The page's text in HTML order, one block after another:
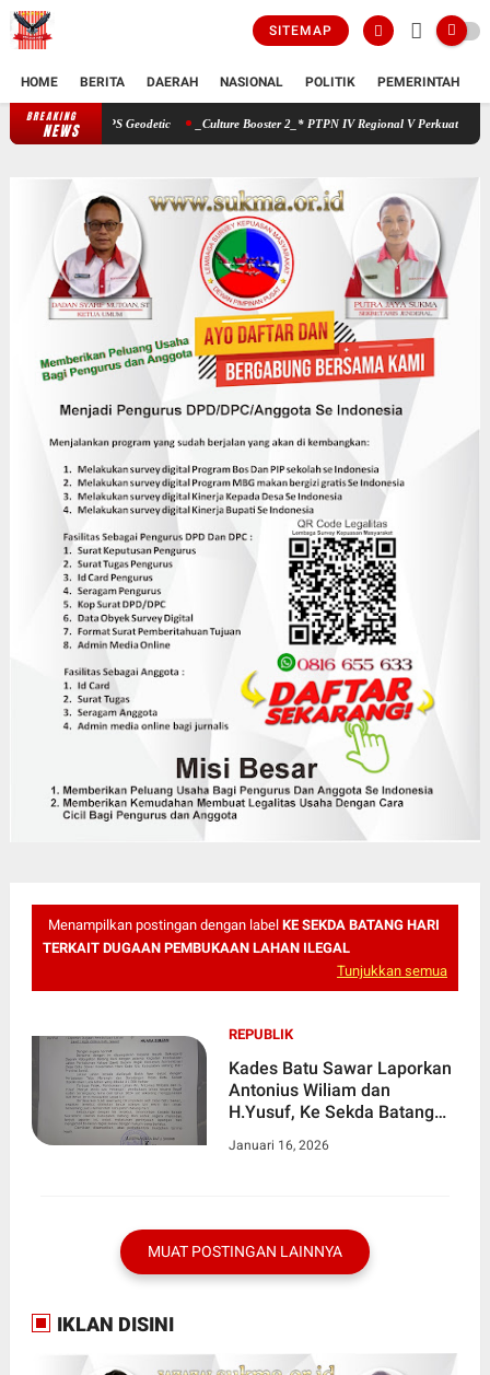
SITEMAP
HOME BERITA DAERAH NASIONAL POLITIK PEMERINTAH
BREAKING
NEWS PTPN IV Regional V Perkuat Pengelolaan Aset dengan GPS Geodetic
Menampilkan postingan dengan label KE SEKDA BATANG HARI
TERKAIT DUGAAN PEMBUKAAN LAHAN ILEGAL
Tunjukkan semua
REPUBLIK
Kades Batu Sawar Laporkan
Antonius Wiliam dan
H.Yusuf, Ke Sekda Batang
Pembukaan Lahan Ilegal
Januari 16, 2026
MUAT POSTINGAN LAINNYA
IKLAN DISINI